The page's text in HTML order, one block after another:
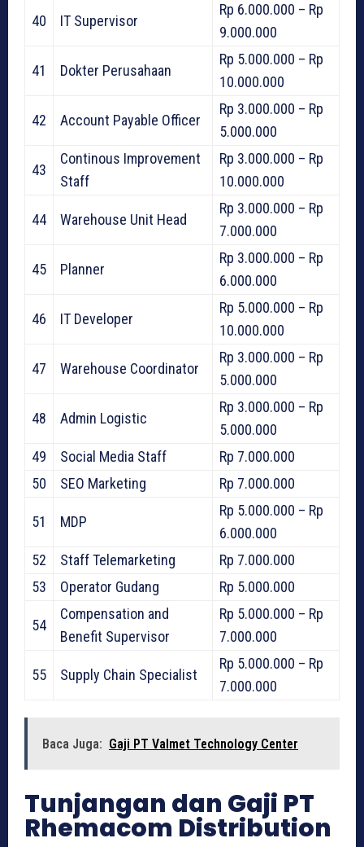
40 IT Supervisor
Rp 6.000.000 – Rp
9.000.000
41 Dokter Perusahaan
Rp 5.000.000 – Rp
10.000.000
42 Account Payable Officer
Rp 3.000.000 – Rp
5.000.000
43
Continous Improvement
Staff
Rp 3.000.000 – Rp
10.000.000
44 Warehouse Unit Head
Rp 3.000.000 – Rp
7.000.000
45 Planner
Rp 3.000.000 – Rp
6.000.000
46 IT Developer
Rp 5.000.000 – Rp
10.000.000
47 Warehouse Coordinator
Rp 3.000.000 – Rp
5.000.000
48 Admin Logistic
Rp 3.000.000 – Rp
5.000.000
49
Social Media Staff
Rp 7.000.000
50
SEO Marketing Rp 7.000.000
51 MDP
Rp 5.000.000 – Rp
6.000.000
52
Staff Telemarketing
Rp 7.000.000
53
Operator Gudang Rp 5.000.000
54
Compensation and
Benefit Supervisor
Rp 5.000.000 – Rp
7.000.000
55 Supply Chain Specialist
Rp 5.000.000 – Rp
7.000.000
Baca Juga: Gaji PT Valmet Technology Center
Tunjangan dan Gaji PT
Rhemacom Distribution